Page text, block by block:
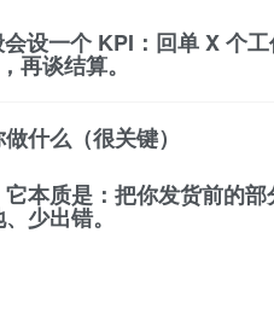
会设一个 KPI：回单 X 个
再谈结算。
什么（很关键）
本质是： 把你发货前的
少出错。